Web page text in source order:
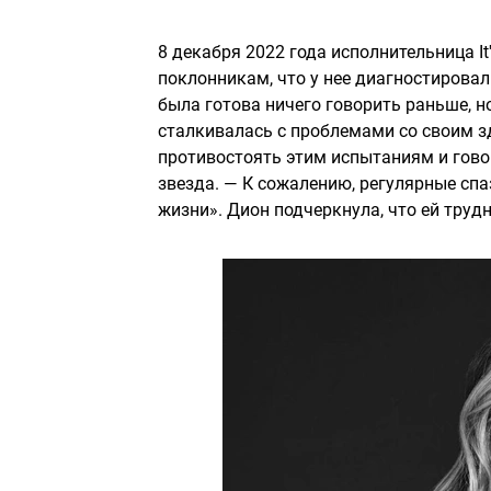
8 декабря 2022 года исполнительница
поклонникам, что у нее
была готова ничего говорить раньше,
сталкивалась с проблемами со своим
противостоять этим испытаниям и
звезда. — К сожалению, регулярные
жизни». Дион подчеркнула, что ей